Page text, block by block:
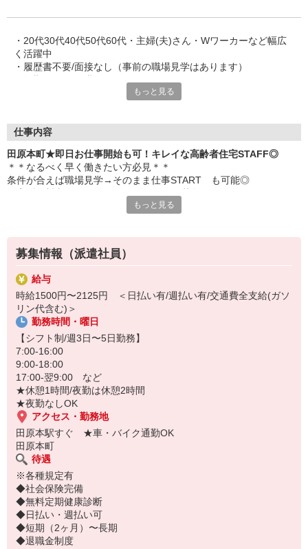
・20代30代40代50代60代・主婦(夫)さん・Wワーカーなど幅広
く活躍中
・履歴書不要/面接なし（事前の職場見学はあります）
もっと見る
仕事内容
田原本町★即日お仕事開始も可！キレイな高齢者住宅STAFF◎
＊＊なるべく早く働きたい方必見＊＊
条件が合えば職場見学→そのまま仕事START も可能◎
■生活相談やお話相手
■買い物代行
■個人に合わせた生活介助 など
★応募完了後は専属コーディネーターがあなたの仕事探しを徹底サ
ポート★
・働き始める時期
・希望時給
・勤務曜日や勤務頻度
・通勤時間
など、条件含めどんなことでもご相談ください！
もっと見る
募集情報（派遣社員）
給与
時給1500円〜2125円 ＜日払い有/週払い有/交通費全支給(ガソ
リン代含む)＞
勤務時間・曜日
【シフト制/週3日〜5日勤務】
7:00-16:00
9:00-18:00
17:00-翌9:00 など
★休憩1時間/夜勤は休憩2時間
★夜勤なしOK
アクセス・勤務地
田原本駅すぐ ★車・バイク通勤OK
田原本町
待遇
※各種規定有
◆社会保険完備
◆無料定期健康診断
◆日払い・週払い可
◆短期（2ヶ月）〜長期
◆退職金制度